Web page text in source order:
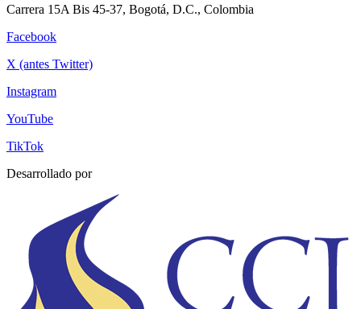
Carrera 15A Bis 45-37, Bogotá, D.C., Colombia
Facebook
X (antes Twitter)
Instagram
YouTube
TikTok
Desarrollado por